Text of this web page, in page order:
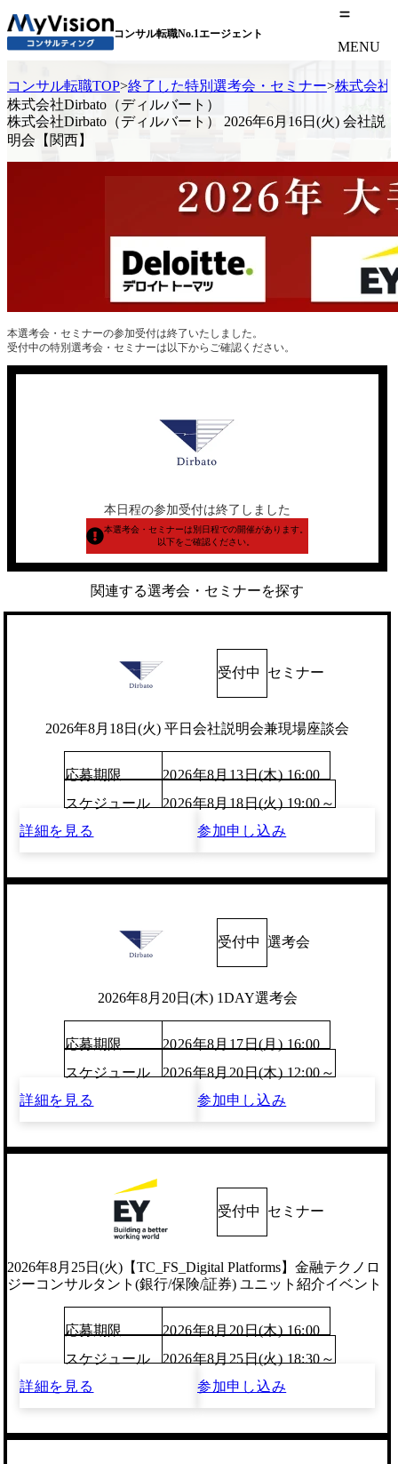
コンサル転職No.1エージェント
MENU
コンサル転職TOP>終了した特別選考会・セミナー>株式会社
株式会社Dirbato（ディルバート）
株式会社Dirbato（ディルバート） 2026年6月16日(火) 会社説
明会【関西】
本選考会・セミナーの参加受付は終了いたしました。
受付中の特別選考会・セミナーは以下からご確認ください。
本日程の参加受付は終了しました
本選考会・セミナーは別日程での開催があります。
以下をご確認ください。
関連する選考会・セミナーを探す
受付中 セミナー
2026年8月18日(火) 平日会社説明会兼現場座談会
応募期限
2026年8月13日(木) 16:00
スケジュール
2026年8月18日(火) 19:00～
詳細を見る
参加申し込み
受付中 選考会
2026年8月20日(木) 1DAY選考会
応募期限
2026年8月17日(月) 16:00
スケジュール
2026年8月20日(木) 12:00～
詳細を見る
参加申し込み
受付中 セミナー
2026年8月25日(火)【TC_FS_Digital Platforms】金融テクノロ
ジーコンサルタント(銀行/保険/証券) ユニット紹介イベント
応募期限
2026年8月20日(木) 16:00
スケジュール
2026年8月25日(火) 18:30～
詳細を見る
参加申し込み